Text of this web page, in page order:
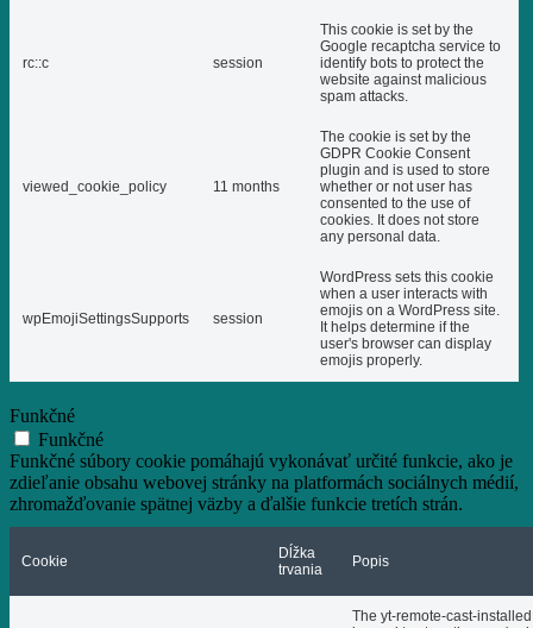
rc::c session
This cookie is set by the
Google recaptcha service to
identify bots to protect the
website against malicious
spam attacks.
viewed_cookie_policy 11 months
The cookie is set by the
GDPR Cookie Consent
plugin and is used to store
whether or not user has
consented to the use of
cookies. It does not store
any personal data.
wpEmojiSettingsSupports session
WordPress sets this cookie
when a user interacts with
emojis on a WordPress site.
It helps determine if the
user's browser can display
emojis properly.
Funkčné
Funkčné
Funkčné súbory cookie pomáhajú vykonávať určité funkcie, ako je
zdieľanie obsahu webovej stránky na platformách sociálnych médií,
zhromažďovanie spätnej väzby a ďalšie funkcie tretích strán.
Cookie
Dĺžka
trvania
Popis
The yt-remote-cast-